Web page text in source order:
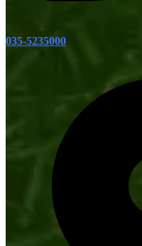
035-5235000